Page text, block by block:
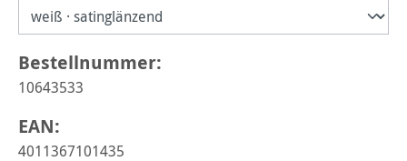
Bestellnummer:
10643533
EAN:
4011367101435